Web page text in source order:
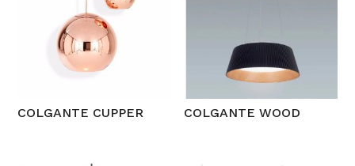
COLGANTE CUPPER COLGANTE WOOD